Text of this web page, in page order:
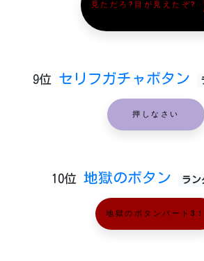
見ただろ?目が見えたぞ?
9位 セリフガチャボタン
押しなさい
10位 地獄のボタン ラン
地獄のボタンパート3！